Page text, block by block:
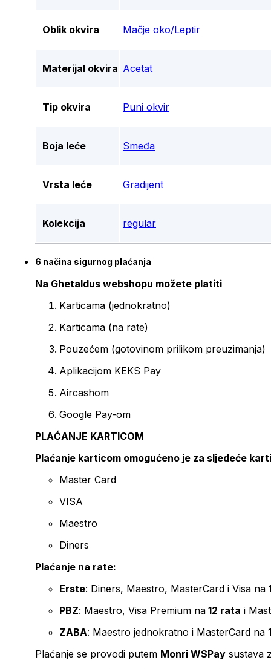
Oblik okvira Mačje oko/Leptir
Materijal okvira Acetat
Tip okvira Puni okvir
Boja leće Smeđa
Vrsta leće Gradijent
Kolekcija regular
6 načina sigurnog plaćanja
Na Ghetaldus webshopu možete platiti
Karticama (jednokratno)
Karticama (na rate)
Pouzećem (gotovinom prilikom preuzimanja)
Aplikacijom KEKS Pay
Aircashom
Google Pay-om
PLAĆANJE KARTICOM
Plaćanje karticom omogućeno je za sljedeće
Master Card
VISA
Maestro
Diners
Plaćanje na rate:
Erste: Diners, Maestro, MasterCard i Visa na
PBZ: Maestro, Visa Premium na 12 rata i
ZABA: Maestro jednokratno i MasterCard na
Plaćanje se provodi putem Monri WSPay sustava